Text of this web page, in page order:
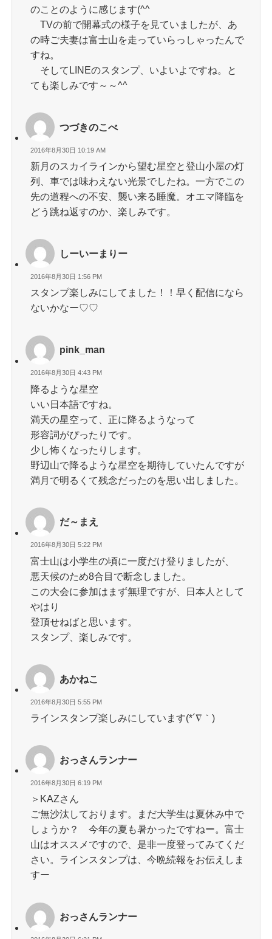
のことのように感じます(^^ゞ
TVの前で開幕式の様子を見ていましたが、あ
の時ご夫妻は富士山を走っていらっしゃったんで
すね。
そしてLINEのスタンプ、いよいよですね。と
ても楽しみです～～^^
つづきのこべ
2016年8月30日 10:19 AM
新月のスカイラインから望む星空と登山小屋の灯
列、車では味わえない光景でしたね。一方でこの
先の道程への不安、襲い来る睡魔。オエマ降臨を
どう跳ね返すのか、楽しみです。
しーいーまりー
2016年8月30日 1:56 PM
スタンプ楽しみにしてました！！早く配信になら
ないかなー♡♡
pink_man
2016年8月30日 4:43 PM
降るような星空
いい日本語ですね。
満天の星空って、正に降るようなって
形容詞がぴったりです。
少し怖くなったりします。
野辺山で降るような星空を期待していたんですが
満月で明るくて残念だったのを思い出しました。
だ～まえ
2016年8月30日 5:22 PM
富士山は小学生の頃に一度だけ登りましたが、
悪天候のため8合目で断念しました。
この大会に参加はまず無理ですが、日本人として
やはり
登頂せねばと思います。
スタンプ、楽しみです。
あかねこ
2016年8月30日 5:55 PM
ラインスタンプ楽しみにしています(*´∇｀)
おっさんランナー
2016年8月30日 6:19 PM
＞KAZさん
ご無沙汰しております。まだ大学生は夏休み中で
しょうか？ 今年の夏も暑かったですねー。富士
山はオススメですので、是非一度登ってみてくだ
さい。ラインスタンプは、今晩続報をお伝えしま
すー
おっさんランナー